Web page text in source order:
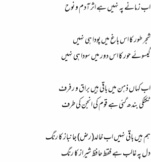
اب زمانے پہ نہیں ہے اثر آدم و نوح
شجر طور کا اس باغ میں پودا ہی نہیں
گیسوئے حور کا اس دور میں سودا ہی نہیں
اب کہاں ذہن میں باقی ہیں براق و رفرف
ٹکٹکی بندھ گئی ہے قوم کی انجن کی طرف
ہم ہیں باقی نہیں اب خالد(رض) جانباز کا رنگ
دل پہ غالب ہے فقط حافظ شیراز کا رنگ